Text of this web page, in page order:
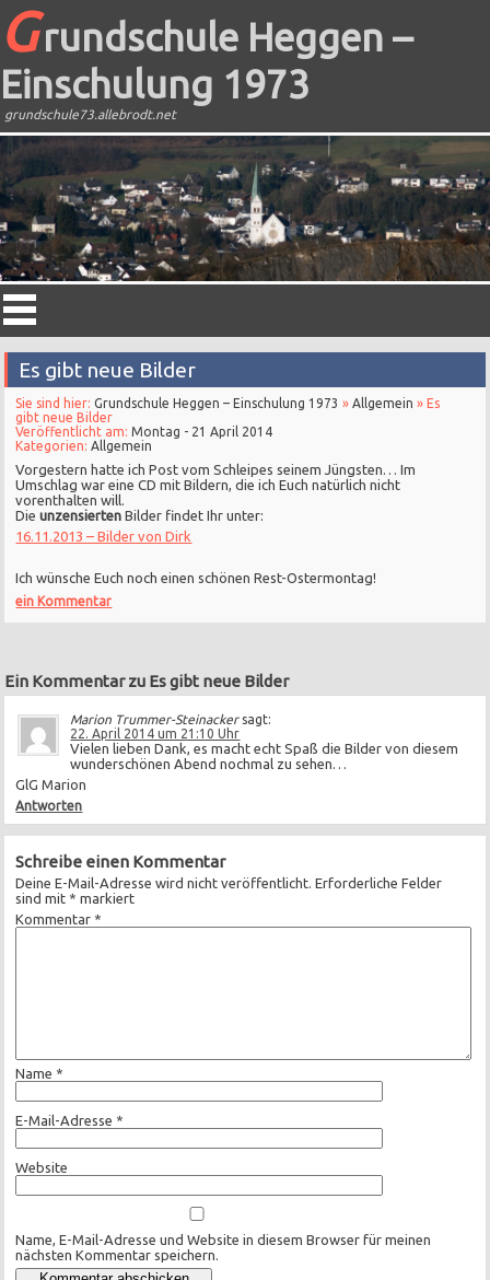
G rundschule Heggen –
Einschulung 1973
grundschule73.allebrodt.net
Es gibt neue Bilder
Sie sind hier:Grundschule Heggen – Einschulung 1973 »Allgemein » Es
gibt neue Bilder
Veröffentlicht am:Montag - 21 April 2014
Kategorien:Allgemein
Vorgestern hatte ich Post vom Schleipes seinem Jüngsten… Im
Umschlag war eine CD mit Bildern, die ich Euch natürlich nicht
vorenthalten will.
Dieunzensierten Bilder findet Ihr unter:
16.11.2013 – Bilder von Dirk
Ich wünsche Euch noch einen schönen Rest-Ostermontag!
ein Kommentar
Ein Kommentar zu Es gibt neue Bilder
Marion Trummer-Steinacker sagt:
22. April 2014 um 21:10 Uhr
Vielen lieben Dank, es macht echt Spaß die Bilder von diesem
wunderschönen Abend nochmal zu sehen…
GlG Marion
Antworten
Schreibe einen Kommentar
Deine E-Mail-Adresse wird nicht veröffentlicht. Erforderliche Felder
sind mit * markiert
Kommentar *
Name *
E-Mail-Adresse *
Website
Name, E-Mail-Adresse und Website in diesem Browser für meinen
nächsten Kommentar speichern.